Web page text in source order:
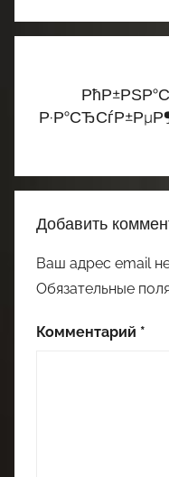
Добавить
Ваш адрес email
Обязательные
Комментарий *